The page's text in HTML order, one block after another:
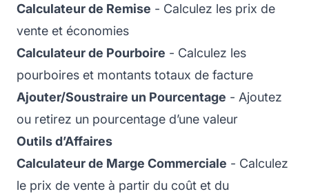
Calculateur de Remise - Calculez les prix de
vente et économies
Calculateur de Pourboire - Calculez les
pourboires et montants totaux de facture
Ajouter/Soustraire un Pourcentage - Ajoutez
ou retirez un pourcentage d’une valeur
Outils d’Affaires
Calculateur de Marge Commerciale - Calculez
le prix de vente à partir du coût et du